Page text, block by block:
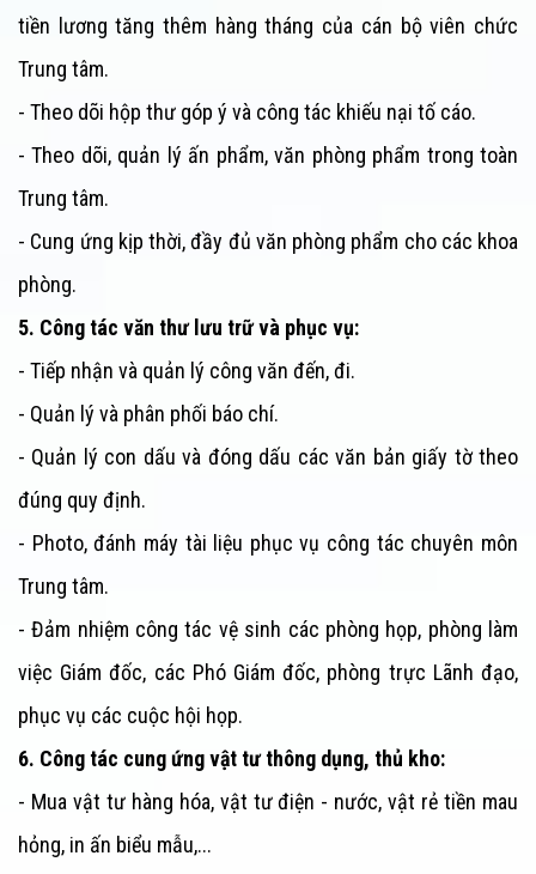
tiền lương tăng thêm hàng tháng của cán bộ viên chức
Trung tâm.
- Theo dõi hộp thư góp ý và công tác khiếu nại tố cáo.
- Theo dõi, quản lý ấn phẩm, văn phòng phẩm trong toàn
Trung tâm.
- Cung ứng kịp thời, đầy đủ văn phòng phẩm cho các khoa
phòng.
5. Công tác văn thư lưu trữ và phục vụ:
- Tiếp nhận và quản lý công văn đến, đi.
- Quản lý và phân phối báo chí.
- Quản lý con dấu và đóng dấu các văn bản giấy tờ theo
đúng quy định.
- Photo, đánh máy tài liệu phục vụ công tác chuyên môn
Trung tâm.
- Đảm nhiệm công tác vệ sinh các phòng họp, phòng làm
việc Giám đốc, các Phó Giám đốc, phòng trực Lãnh đạo,
phục vụ các cuộc hội họp.
6. Công tác cung ứng vật tư thông dụng, thủ kho:
- Mua vật tư hàng hóa, vật tư điện - nước, vật rẻ tiền mau
hỏng, in ấn biểu mẫu,...